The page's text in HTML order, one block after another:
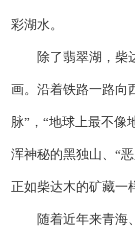
彩湖水。
除了翡翠湖，柴
画。沿着铁路一路向
脉”，“地球上最不像
浑神秘的黑独山、“
正如柴达木的矿藏一
随着近年来青海